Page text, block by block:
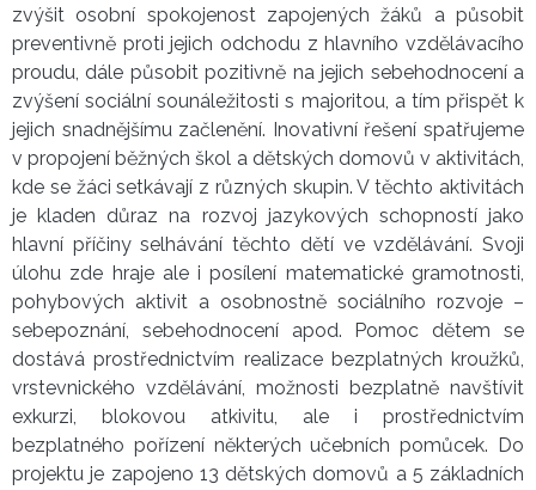
zvýšit osobní spokojenost zapojených žáků a působit
preventivně proti jejich odchodu z hlavního vzdělávacího
proudu, dále působit pozitivně na jejich sebehodnocení a
zvýšení sociální sounáležitosti s majoritou, a tím přispět k
jejich snadnějšímu začlenění. Inovativní řešení spatřujeme
v propojení běžných škol a dětských domovů v aktivitách,
kde se žáci setkávají z různých skupin. V těchto aktivitách
je kladen důraz na rozvoj jazykových schopností jako
hlavní příčiny selhávání těchto dětí ve vzdělávání. Svoji
úlohu zde hraje ale i posílení matematické gramotnosti,
pohybových aktivit a osobnostně sociálního rozvoje –
sebepoznání, sebehodnocení apod. Pomoc dětem se
dostává prostřednictvím realizace bezplatných kroužků,
vrstevnického vzdělávání, možnosti bezplatně navštívit
exkurzi, blokovou atkivitu, ale i prostřednictvím
bezplatného pořízení některých učebních pomůcek. Do
projektu je zapojeno 13 dětských domovů a 5 základních